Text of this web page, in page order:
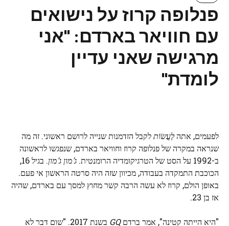
פנלופה קרוז על נישואים
עם חוויאר בארדם: "אני
מרגישה שאני עדיין
לומדת"
לפעמים, אתהלַעֲשׂוֹתלקבל הזדמנות שנייה לרושם ראשוני. זה מה
שנראה במקרה של פנלופה קרוז וחוויאר בארדם, שנפגשו לראשונה
ב-1992 על הסט של הטרגיקומדיה הרומנטית.
ג'מון ג'מון
. בגיל 16,
הכוכבת התמקדה בעבודה, מכיוון שזה היה סרטה הראשון אי פעם.
באופן הולם, קרוז לא עשה הרבה קשר מחוץ למסך עם בארדם, שהיה
אז בן 23.
"היא הייתה קטינה", אמר ברדםGQ
בשנת 2017. "שום דבר לא